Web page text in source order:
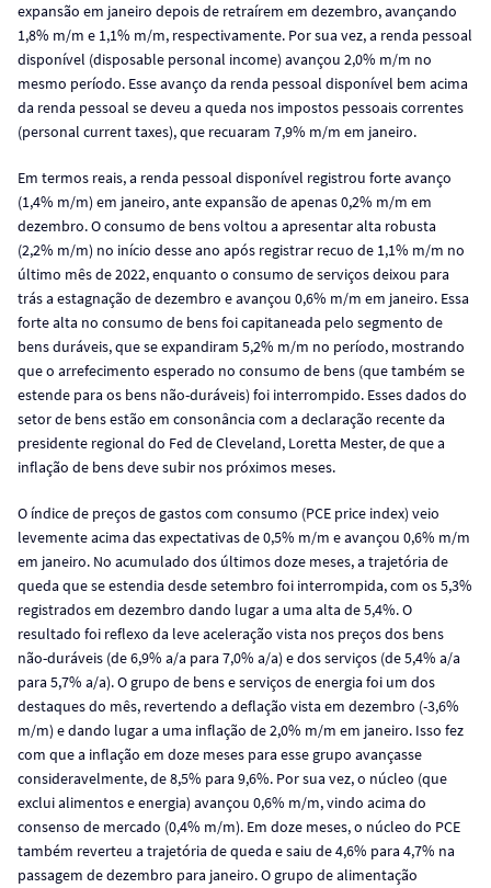
expansão em janeiro depois de retraírem em dezembro, avançando
1,8% m/m e 1,1% m/m, respectivamente. Por sua vez, a renda pessoal
disponível (disposable personal income) avançou 2,0% m/m no
mesmo período. Esse avanço da renda pessoal disponível bem acima
da renda pessoal se deveu a queda nos impostos pessoais correntes
(personal current taxes), que recuaram 7,9% m/m em janeiro.
Em termos reais, a renda pessoal disponível registrou forte avanço
(1,4% m/m) em janeiro, ante expansão de apenas 0,2% m/m em
dezembro. O consumo de bens voltou a apresentar alta robusta
(2,2% m/m) no início desse ano após registrar recuo de 1,1% m/m no
último mês de 2022, enquanto o consumo de serviços deixou para
trás a estagnação de dezembro e avançou 0,6% m/m em janeiro. Essa
forte alta no consumo de bens foi capitaneada pelo segmento de
bens duráveis, que se expandiram 5,2% m/m no período, mostrando
que o arrefecimento esperado no consumo de bens (que também se
estende para os bens não-duráveis) foi interrompido. Esses dados do
setor de bens estão em consonância com a declaração recente da
presidente regional do Fed de Cleveland, Loretta Mester, de que a
inflação de bens deve subir nos próximos meses.
O índice de preços de gastos com consumo (PCE price index) veio
levemente acima das expectativas de 0,5% m/m e avançou 0,6% m/m
em janeiro. No acumulado dos últimos doze meses, a trajetória de
queda que se estendia desde setembro foi interrompida, com os 5,3%
registrados em dezembro dando lugar a uma alta de 5,4%. O
resultado foi reflexo da leve aceleração vista nos preços dos bens
não-duráveis (de 6,9% a/a para 7,0% a/a) e dos serviços (de 5,4% a/a
para 5,7% a/a). O grupo de bens e serviços de energia foi um dos
destaques do mês, revertendo a deflação vista em dezembro (-3,6%
m/m) e dando lugar a uma inflação de 2,0% m/m em janeiro. Isso fez
com que a inflação em doze meses para esse grupo avançasse
consideravelmente, de 8,5% para 9,6%. Por sua vez, o núcleo (que
exclui alimentos e energia) avançou 0,6% m/m, vindo acima do
consenso de mercado (0,4% m/m). Em doze meses, o núcleo do PCE
também reverteu a trajetória de queda e saiu de 4,6% para 4,7% na
passagem de dezembro para janeiro. O grupo de alimentação